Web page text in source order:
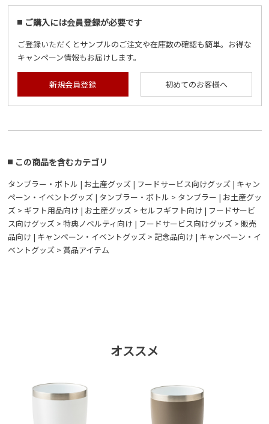
ご購入には会員登録が必要です
ご登録いただくとサンプルのご注文や在庫数の確認も簡単。お得な
キャンペーン情報もお届けします。
新規会員登録 初めてのお客様へ
この商品を含むカテゴリ
タンブラー・ボトル | お土産グッズ| フードサービス向けグッズ| キャン
ペーン・イベントグッズ| タンブラー・ボトル > タンブラー | お土産グッ
ズ > ギフト用品向け | お土産グッズ > セルフギフト向け | フードサービ
ス向けグッズ > 特典ノベルティ向け | フードサービス向けグッズ > 販売
品向け | キャンペーン・イベントグッズ > 記念品向け | キャンペーン・イ
ベントグッズ > 賞品アイテム
オススメ